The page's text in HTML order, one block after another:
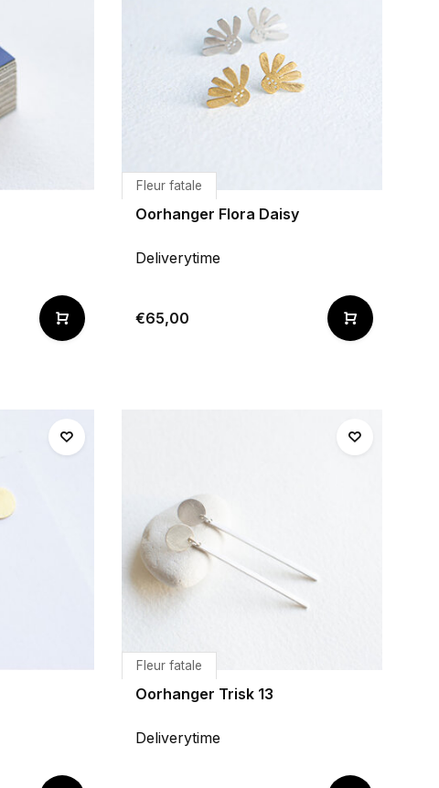
Fleur fatale
Oorhanger Flora Daisy
Deliverytime
€65,00
Fleur fatale
Oorhanger Trisk 13
Deliverytime